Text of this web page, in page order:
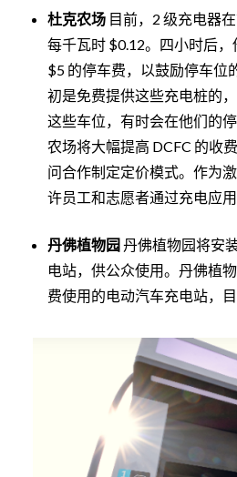
杜克农场 目前，2 级充电器
每千瓦时 $0.12。四小时后
$5 的停车费，以鼓励停车位
初是免费提供这些充电桩的
这些车位，有时会在他们的
农场将大幅提高 DCFC 的收
问合作制定定价模式。作为
许员工和志愿者通过充电应用
丹佛植物园丹佛植物园将安
电站，供公众使用。丹佛植
费使用的电动汽车充电站，